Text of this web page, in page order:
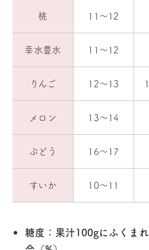
桃 11〜12
幸水豊水 11〜12
りんご 12〜13
メロン 13〜14
ぶどう 16〜17
すいか 10〜11
糖度：果汁100gにふくま